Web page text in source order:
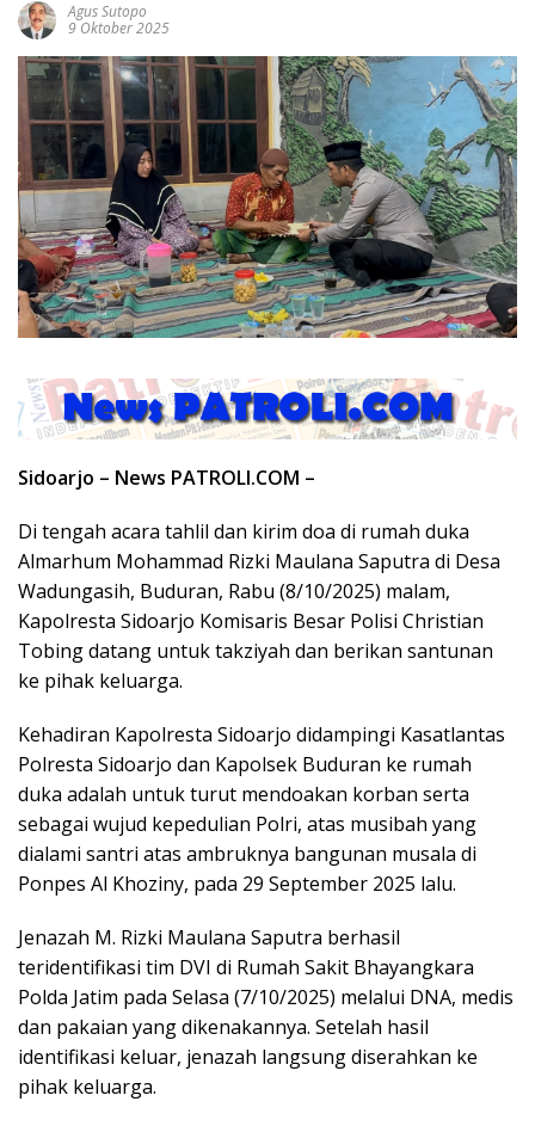
Agus Sutopo
9 Oktober 2025
Sidoarjo – News PATROLI.COM –
Di tengah acara tahlil dan kirim doa di rumah duka
Almarhum Mohammad Rizki Maulana Saputra di Desa
Wadungasih, Buduran, Rabu (8/10/2025) malam,
Kapolresta Sidoarjo Komisaris Besar Polisi Christian
Tobing datang untuk takziyah dan berikan santunan
ke pihak keluarga.
Kehadiran Kapolresta Sidoarjo didampingi Kasatlantas
Polresta Sidoarjo dan Kapolsek Buduran ke rumah
duka adalah untuk turut mendoakan korban serta
sebagai wujud kepedulian Polri, atas musibah yang
dialami santri atas ambruknya bangunan musala di
Ponpes Al Khoziny, pada 29 September 2025 lalu.
Jenazah M. Rizki Maulana Saputra berhasil
teridentifikasi tim DVI di Rumah Sakit Bhayangkara
Polda Jatim pada Selasa (7/10/2025) melalui DNA, medis
dan pakaian yang dikenakannya. Setelah hasil
identifikasi keluar, jenazah langsung diserahkan ke
pihak keluarga.